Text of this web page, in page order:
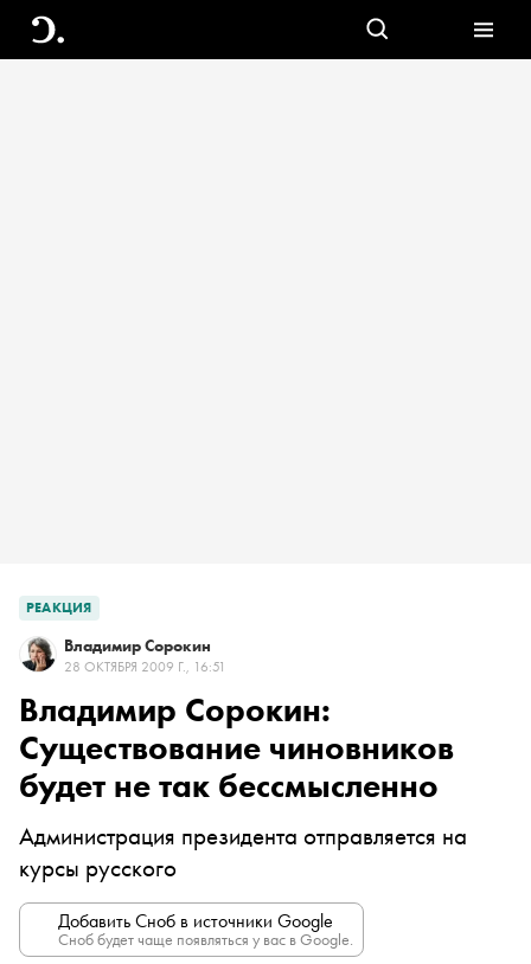
РЕАКЦИЯ
Владимир Сорокин
28 ОКТЯБРЯ 2009 Г., 16:51
Владимир Сорокин:
Существование чиновников
будет не так бессмысленно
Администрация президента отправляется на
курсы русского
Добавить Сноб в источники Google
Сноб будет чаще появляться у вас в Google.